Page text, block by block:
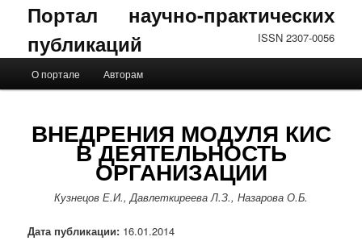
Портал научно-практических
публикаций
ISSN 2307-0056
Перейти к основному содержимому
Перейти к дополнительному содержимому
О портале Авторам
ВНЕДРЕНИЯ МОДУЛЯ КИС
В ДЕЯТЕЛЬНОСТЬ
ОРГАНИЗАЦИИ
Кузнецов Е.И., Давлеткиреева Л.З., Назарова О.Б.
Дата публикации: 16.01.2014